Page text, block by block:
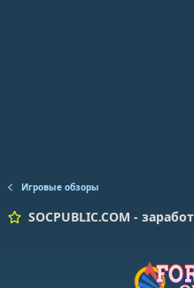
Игровые обзоры
SOCPUBLIC.COM -